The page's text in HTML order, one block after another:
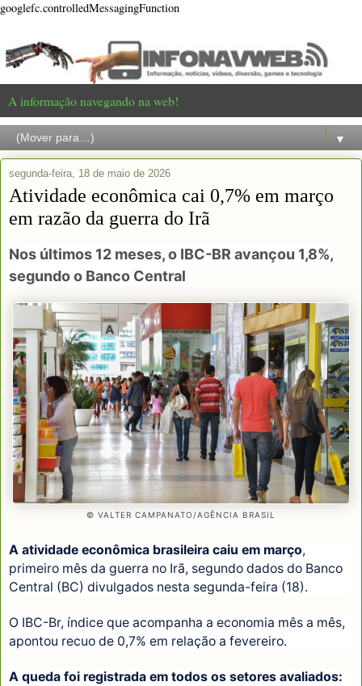
googlefc.controlledMessagingFunction
A informação navegando na web!
▼
segunda-feira, 18 de maio de 2026
Atividade econômica cai 0,7% em março
em razão da guerra do Irã
Nos últimos 12 meses, o IBC-BR avançou 1,8%,
segundo o Banco Central
© VALTER CAMPANATO/AGÊNCIA BRASIL
A atividade econômica brasileira caiu em março,
primeiro mês da guerra no Irã, segundo dados do Banco
Central (BC) divulgados nesta segunda-feira (18).
O IBC-Br, índice que acompanha a economia mês a mês,
apontou recuo de 0,7% em relação a fevereiro.
A queda foi registrada em todos os setores avaliados: